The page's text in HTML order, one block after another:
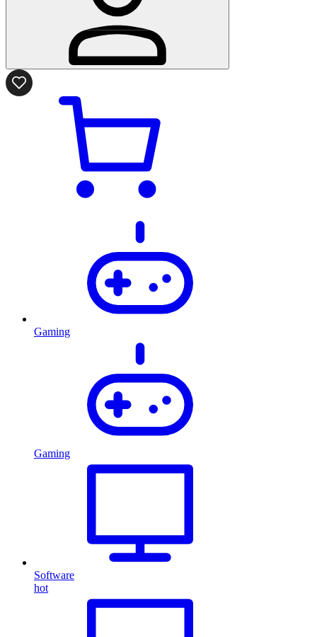
Gaming
Gaming
Software
hot